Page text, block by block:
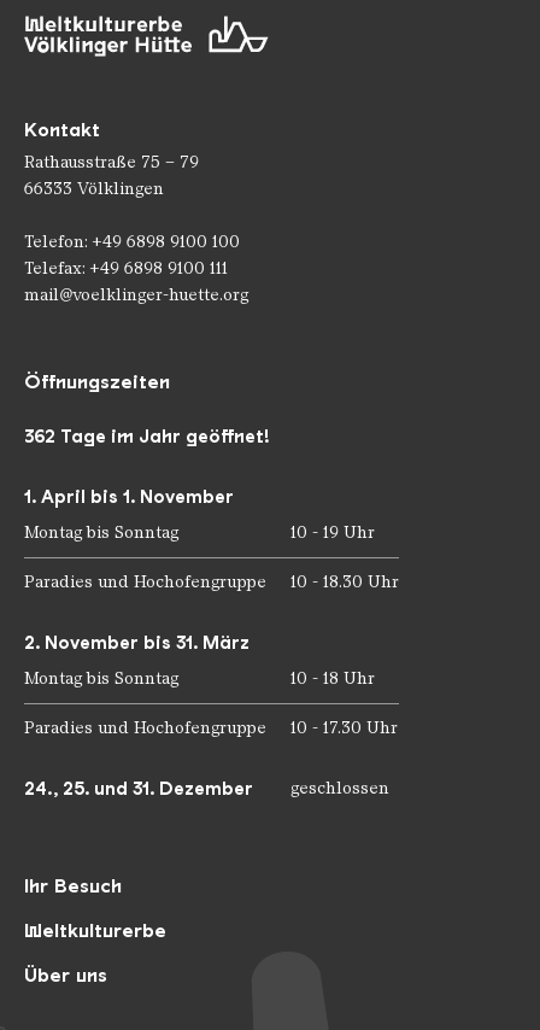
Kontakt
Rathausstraße 75 – 79
66333 Völklingen
Telefon: +49 6898 9100 100
Telefax: +49 6898 9100 111
mail@voelklinger-huette.org
Ihr Besuch
Weltkulturerbe
Über uns
Öffnungszeiten
362 Tage im Jahr geöffnet!
1. April bis 1. November
Montag bis Sonntag 10 - 19 Uhr
Paradies und Hochofengruppe 10 - 18.30 Uhr
2. November bis 31. März
Montag bis Sonntag 10 - 18 Uhr
Paradies und Hochofengruppe 10 - 17.30 Uhr
24., 25. und 31. Dezember geschlossen